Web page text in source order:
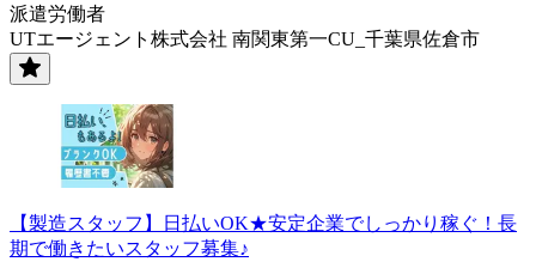
派遣労働者
UTエージェント株式会社 南関東第一CU_千葉県佐倉市
【製造スタッフ】日払いOK★安定企業でしっかり稼ぐ！長
期で働きたいスタッフ募集♪